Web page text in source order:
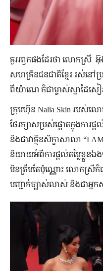
គួរ​រឭក​ផង​ដែរ​ថា លោកស្រី
សហគ្រិន​ជនជាតិ​ខ្មែរ រស់នៅ​
ពីយ៉ាណេ ក៏​ជា​ម្ចាស់​ស្នាដៃ​សៀ
ក្រុមហ៊ុន Nalia Skin របស់​
ថែរក្សា​សម្រស់​ផ្ដោត​ក្នុង​ការ​ផ្
និង​ជា​វាគ្មិន​សិក្ខា​សាលា “I
និយាយ​អំពី​ការ​ផ្ដល់​តម្លៃ​ខ្លួនឯ
មិនត្រឹម​តែប៉ុណ្ណោះ លោកស្រី​ក៏​ជ
បញ្ជាក់ច្បាស់លាស់ និង​ជា​អ្